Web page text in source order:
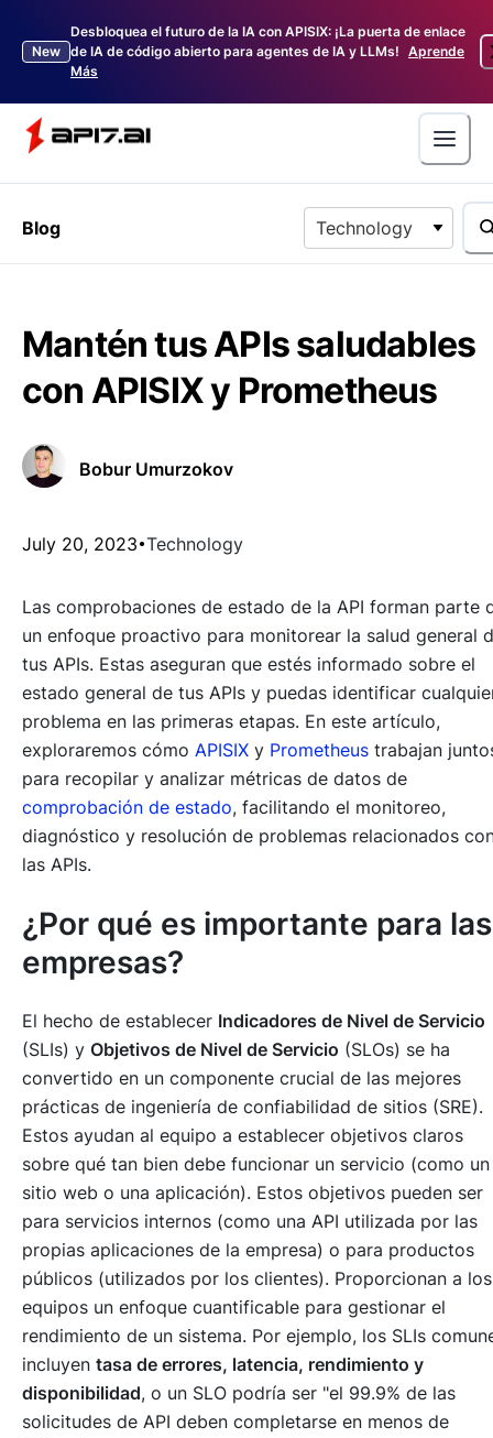
New
Desbloquea el futuro de la IA con APISIX: ¡La puerta de enlace
de IA de código abierto para agentes de IA y LLMs! Aprende
Más
Blog Technology
Mantén tus APIs saludables
con APISIX y Prometheus
Bobur Umurzokov
July 20, 2023 Technology
Las comprobaciones de estado de la API forman parte
un enfoque proactivo para monitorear la salud general
tus APIs. Estas aseguran que estés informado sobre el
estado general de tus APIs y puedas identificar
problema en las primeras etapas. En este artículo,
exploraremos cómo APISIX y Prometheus trabajan
para recopilar y analizar métricas de datos de
comprobación de estado, facilitando el monitoreo,
diagnóstico y resolución de problemas relacionados
las APIs.
¿Por qué es importante para las
empresas?
El hecho de establecer Indicadores de Nivel de Servicio
(SLIs) y Objetivos de Nivel de Servicio (SLOs) se ha
convertido en un componente crucial de las mejores
prácticas de ingeniería de confiabilidad de sitios (SRE).
Estos ayudan al equipo a establecer objetivos claros
sobre qué tan bien debe funcionar un servicio (como un
sitio web o una aplicación). Estos objetivos pueden ser
para servicios internos (como una API utilizada por las
propias aplicaciones de la empresa) o para productos
públicos (utilizados por los clientes). Proporcionan a los
equipos un enfoque cuantificable para gestionar el
rendimiento de un sistema. Por ejemplo, los SLIs
incluyen tasa de errores, latencia, rendimiento y
disponibilidad, o un SLO podría ser "el 99.9% de las
solicitudes de API deben completarse en menos de